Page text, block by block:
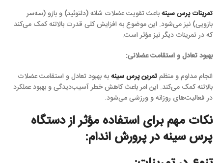
تمرینات پرس سینهباعث تقویت عضلات شانه (دلتوئید) و بازو (سه‌سر
بازویی) نیز می‌شود. این موضوع به افزایش کلی قدرت بالاتنه کمک می‌کند
که در تمرینات دیگر نیز مؤثر است.
بهبود تعادل و استقامت عضلانی:
انجام مداوم و منظمتمرین پرس سینهبه بهبود تعادل و استقامت عضلات
بالاتنه کمک می‌کند. این امر باعث کاهش خطر آسیب‌دیدگی و بهبود عملکرد
در فعالیت‌های روزانه و ورزشی می‌شود.
نکات مهم برای استفاده مؤثر از دستگاه
پرس سینه در پرورش اندام: